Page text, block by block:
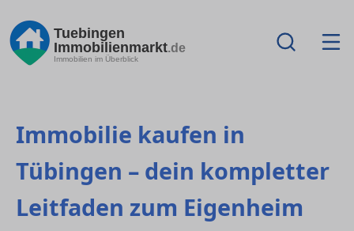
Tuebingen
Immobilienmarkt.de
Immobilien im Überblick
Immobilie kaufen in
Tübingen – dein kompletter
Leitfaden zum Eigenheim